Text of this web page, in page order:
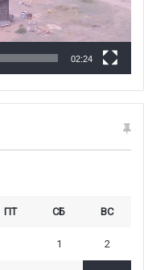
02:24
ПТ СБ ВС
1 2